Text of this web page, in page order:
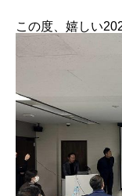
この度、嬉しい